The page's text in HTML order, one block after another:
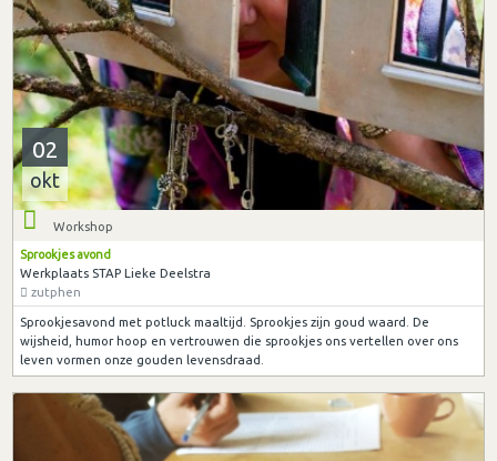
02
okt
Workshop
Sprookjes avond
Werkplaats STAP Lieke Deelstra
zutphen
Sprookjesavond met potluck maaltijd. Sprookjes zijn goud waard. De
wijsheid, humor hoop en vertrouwen die sprookjes ons vertellen over ons
leven vormen onze gouden levensdraad.